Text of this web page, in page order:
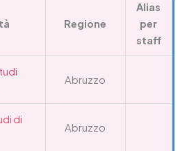
Regione
Alias
per
staff
Abruzzo
di
Abruzzo